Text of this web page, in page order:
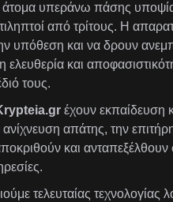
άτομα υπεράνω πάσης
από τρίτους. Η
υπόθεση και να δρουν
ελευθερία και
τους.
έχουν εκπαίδευση
απάτης, την
και ανταπεξέλθουν
τελευταίας τεχνολογίας